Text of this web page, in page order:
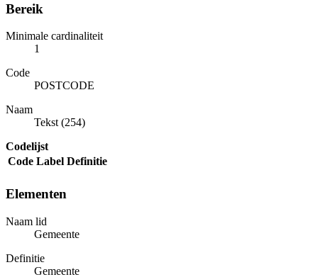
Bereik
Minimale cardinaliteit
1
Code
POSTCODE
Naam
Tekst (254)
Codelijst
Code Label Definitie
Elementen
Naam lid
Gemeente
Definitie
Gemeente